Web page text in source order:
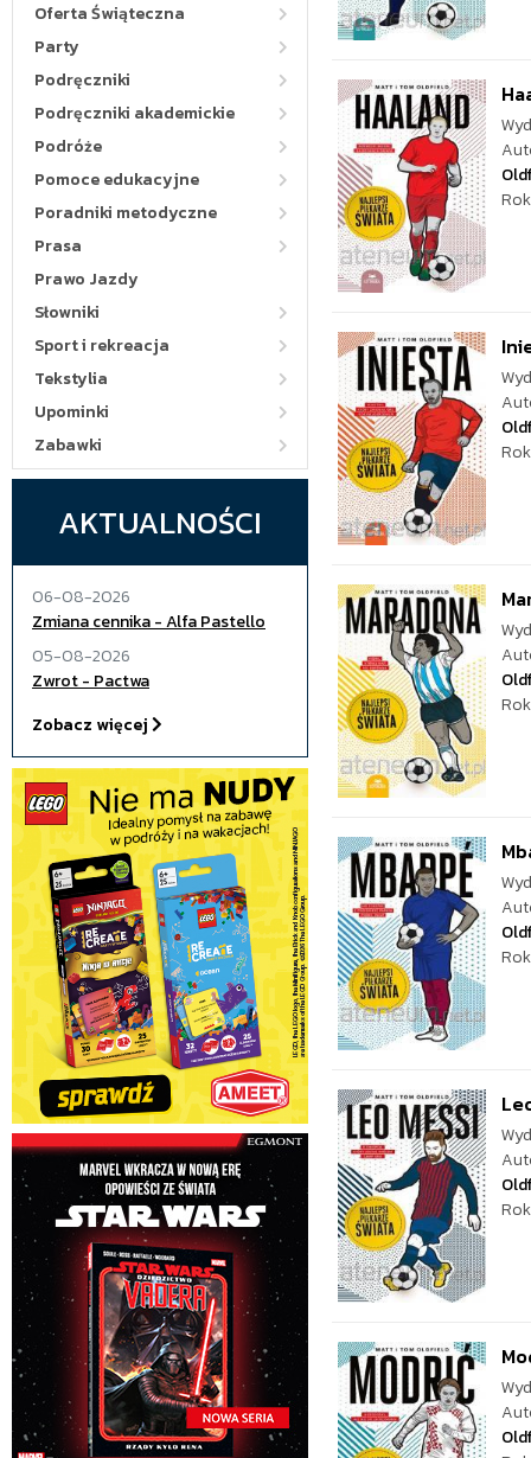
Oferta Świąteczna
Party
Podręczniki
Podręczniki akademickie
Podróże
Pomoce edukacyjne
Poradniki metodyczne
Prasa
Prawo Jazdy
Słowniki
Sport i rekreacja
Tekstylia
Upominki
Zabawki
AKTUALNOŚCI
06-08-2026
Zmiana cennika - Alfa Pastello
05-08-2026
Zwrot - Pactwa
Zobacz więcej